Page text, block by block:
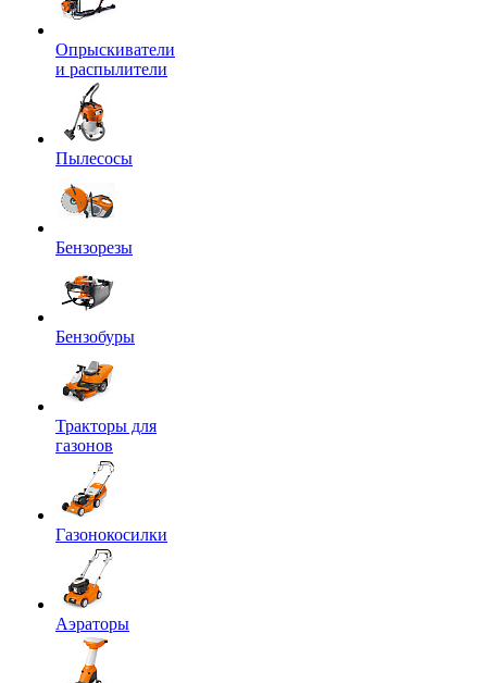
Опрыскиватели
и распылители
Пылесосы
Бензорезы
Бензобуры
Тракторы для
газонов
Газонокосилки
Аэраторы